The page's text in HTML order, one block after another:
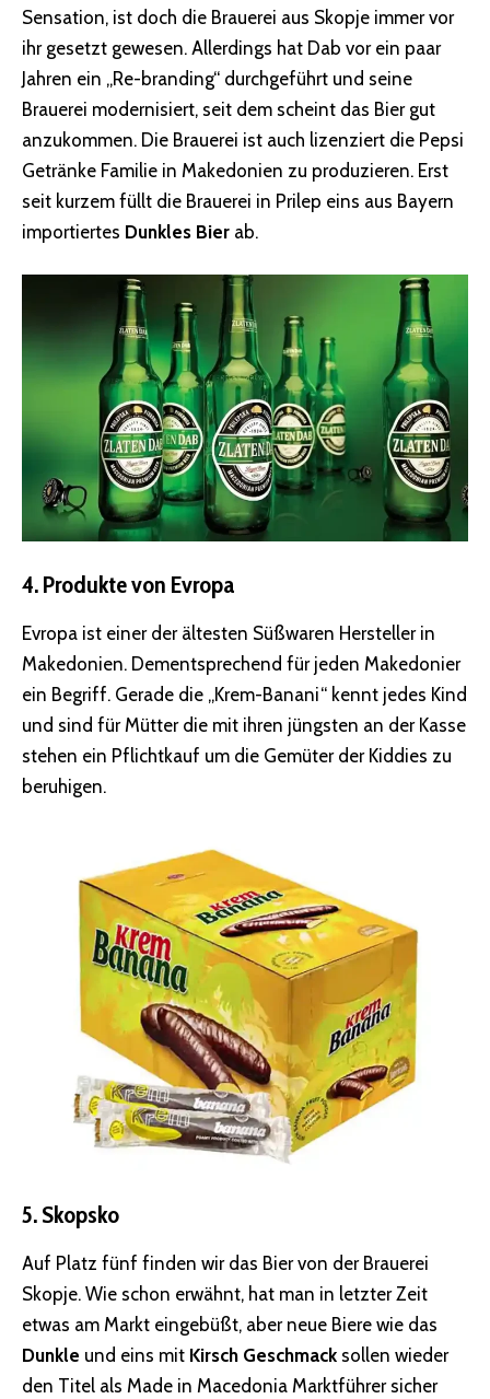
Sensation, ist doch die Brauerei aus Skopje immer vor
ihr gesetzt gewesen. Allerdings hat Dab vor ein paar
Jahren ein „Re-branding“ durchgeführt und seine
Brauerei modernisiert, seit dem scheint das Bier gut
anzukommen. Die Brauerei ist auch lizenziert die Pepsi
Getränke Familie in Makedonien zu produzieren. Erst
seit kurzem füllt die Brauerei in Prilep eins aus Bayern
importiertes Dunkles Bier ab.
4. Produkte von Evropa
Evropa ist einer der ältesten Süßwaren Hersteller in
Makedonien. Dementsprechend für jeden Makedonier
ein Begriff. Gerade die „Krem-Banani“ kennt jedes Kind
und sind für Mütter die mit ihren jüngsten an der Kasse
stehen ein Pflichtkauf um die Gemüter der Kiddies zu
beruhigen.
5. Skopsko
Auf Platz fünf finden wir das Bier von der Brauerei
Skopje. Wie schon erwähnt, hat man in letzter Zeit
etwas am Markt eingebüßt, aber neue Biere wie das
Dunkle und eins mit Kirsch Geschmack sollen wieder
den Titel als Made in Macedonia Marktführer sicher